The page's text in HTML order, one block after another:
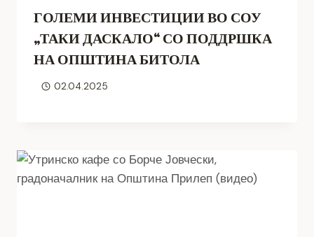
ГОЛЕМИ ИНВЕСТИЦИИ ВО СОУ
„ТАКИ ДАСКАЛО“ СО ПОДДРШКА
НА ОПШТИНА БИТОЛА
02.04.2025